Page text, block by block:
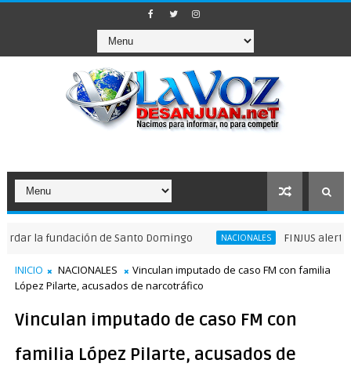
de Santo Domingo NACIONALES FINJUS alerta sobre
INICIO NACIONALES
Vinculan imputado de caso FM con familia
López Pilarte, acusados de narcotráfico
Vinculan imputado de caso FM con
familia López Pilarte, acusados de